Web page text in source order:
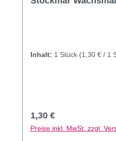
Inhalt: 1 Stück (1,30 € / 1
Regulärer Preis:
1,30 €
Preise inkl. MwSt. zzgl.